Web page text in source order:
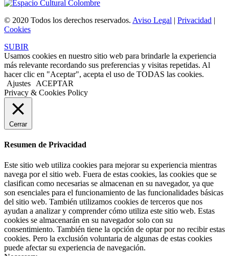
© 2020 Todos los derechos reservados. Aviso Legal | Privacidad |
Cookies
SUBIR
Usamos cookies en nuestro sitio web para brindarle la experiencia
más relevante recordando sus preferencias y visitas repetidas. Al
hacer clic en "Aceptar", acepta el uso de TODAS las cookies.
Ajustes
ACEPTAR
Privacy & Cookies Policy
Cerrar
Resumen de Privacidad
Este sitio web utiliza cookies para mejorar su experiencia mientras
navega por el sitio web. Fuera de estas cookies, las cookies que se
clasifican como necesarias se almacenan en su navegador, ya que
son esenciales para el funcionamiento de las funcionalidades básicas
del sitio web. También utilizamos cookies de terceros que nos
ayudan a analizar y comprender cómo utiliza este sitio web. Estas
cookies se almacenarán en su navegador solo con su
consentimiento. También tiene la opción de optar por no recibir estas
cookies. Pero la exclusión voluntaria de algunas de estas cookies
puede afectar su experiencia de navegación.